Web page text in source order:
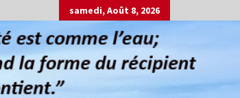
samedi, Août 8, 2026